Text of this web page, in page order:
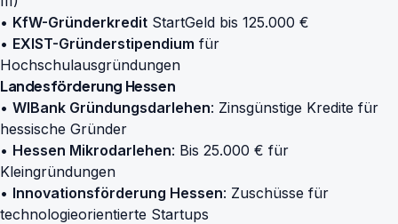
• KfW-Gründerkredit StartGeld bis 125.000 €
• EXIST-Gründerstipendium für
Hochschulausgründungen
Landesförderung Hessen
• WIBank Gründungsdarlehen: Zinsgünstige Kredite für
hessische Gründer
• Hessen Mikrodarlehen: Bis 25.000 € für
Kleingründungen
• Innovationsförderung Hessen: Zuschüsse für
technologieorientierte Startups